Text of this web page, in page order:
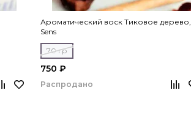
Ароматический воск Тиковое дерево,
Sens
70 гр
750 ₽
Распродано